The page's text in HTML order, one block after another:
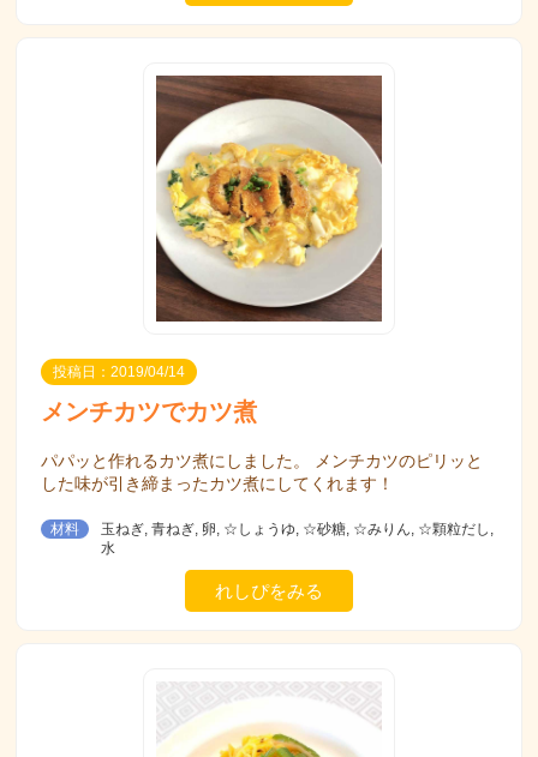
投稿日：2019/04/14
メンチカツでカツ煮
パパッと作れるカツ煮にしました。 メンチカツのピリッと
した味が引き締まったカツ煮にしてくれます！
材料
玉ねぎ, 青ねぎ, 卵, ☆しょうゆ, ☆砂糖, ☆みりん, ☆顆粒だし,
水
れしぴをみる